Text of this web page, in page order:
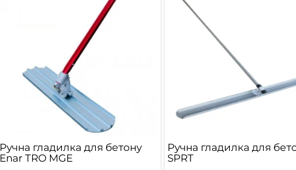
Ручна гладилка для бетону
Enar TRO MGE
Ручна гладилка для
SPRT